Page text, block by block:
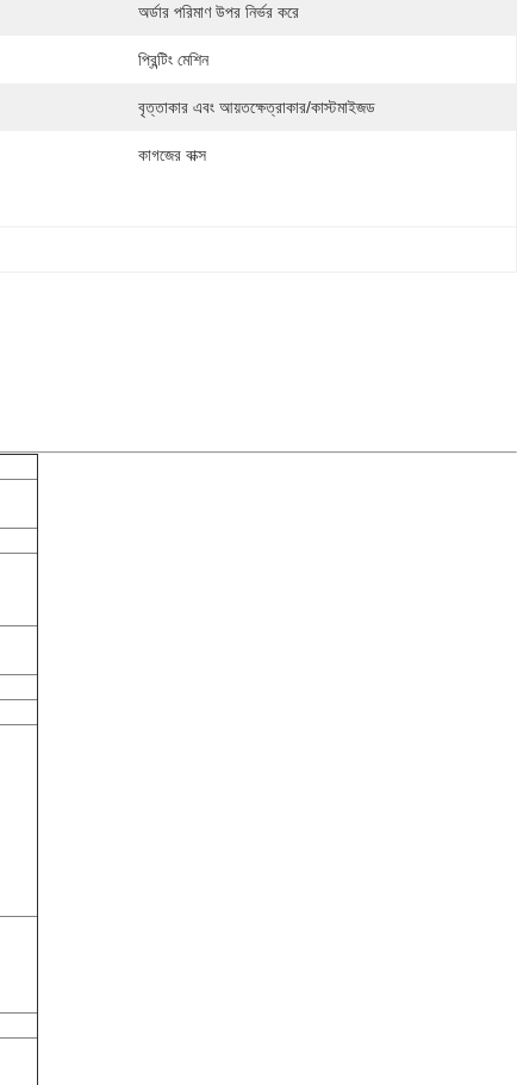
অর্ডার পরিমাণ উপর নির্ভর করে
প্রিন্টিং মেশিন
বৃত্তাকার এবং আয়তক্ষেত্রাকার/কাস্টমাইজড
কাগজের বাক্স